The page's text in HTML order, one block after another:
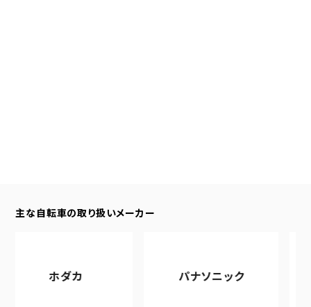
主な自転車の取り扱いメーカー
ホダカ パナソニック